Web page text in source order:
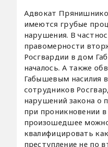
Адвокат
имеются грубые
нарушения. В
правомерности
Росгвардии в дом
началось. А также
Габышевым насилия
сотрудников
нарушений закона о
при проникновении
произошедшее
квалифицировать
преступление не по